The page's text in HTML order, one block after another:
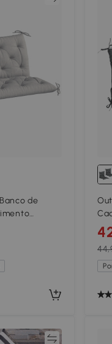
de
para Interior
Comparar